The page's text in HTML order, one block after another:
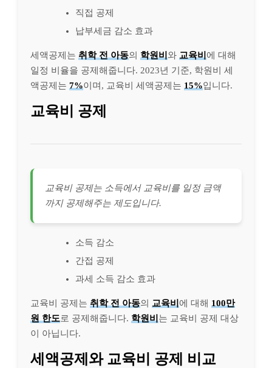
직접 공제
납부세금 감소 효과
세액공제는 취학 전 아동의 학원비 와 교육비 에 대해
일정 비율을 공제해줍니다. 2023년 기준, 학원비 세
액공제는 7%이며, 교육비 세액공제는 15%입니다.
교육비 공제
교육비 공제는 소득에서 교육비를 일정 금액
까지 공제해주는 제도입니다.
소득 감소
간접 공제
과세 소득 감소 효과
교육비 공제는 취학 전 아동의 교육비 에 대해 100만
원 한도로 공제해줍니다. 학원비 는 교육비 공제 대상
이 아닙니다.
세액공제와 교육비 공제 비교